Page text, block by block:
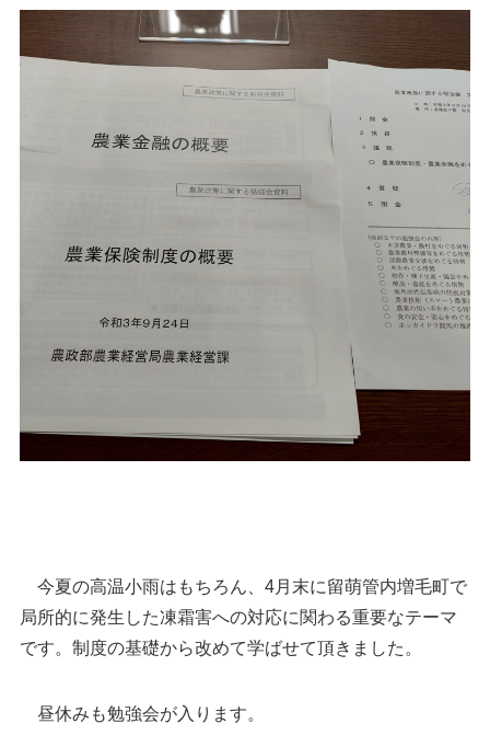
今夏の高温小雨はもちろん、4月末に留萌管内増毛町で
局所的に発生した凍霜害への対応に関わる重要なテーマ
です。制度の基礎から改めて学ばせて頂きました。
昼休みも勉強会が入ります。